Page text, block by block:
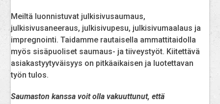
Meiltä luonnistuvat julkisivusaumaus,
julkisivusaneeraus, julkisivupesu, julkisivumaalaus ja
impregnointi. Taidamme rautaisella ammattitaidolla
myös sisäpuoliset saumaus- ja tiiveystyöt. Kiitettävä
asiakastyytyväisyys on pitkäaikaisen ja luotettavan
työn tulos.
Saumaston kanssa voit olla vakuuttunut, että